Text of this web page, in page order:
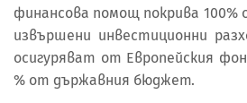
финансова помощ покрива 100%
извършени инвестиционни
осигуряват от Европейския
% от държавния бюджет.